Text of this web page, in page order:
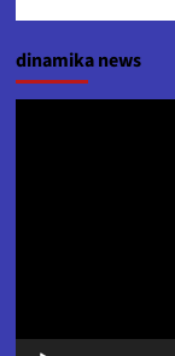
dinamika news